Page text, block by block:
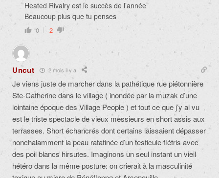
Heated Rivalry est le succès de l’année
Beaucoup plus que tu penses
0 -2
Uncut 2 mois il y a
Je viens juste de marcher dans la pathétique rue piétonnière
Ste-Catherine dans le village ( inondée par la muzak d’une
lointaine époque des Village People ) et tout ce que j’y ai vu
est le triste spectacle de vieux messieurs en short assis aux
terrasses. Short échancrés dont certains laissaient dépasser
nonchalamment la peau ratatinée d’un testicule flétris avec
des poil blancs hirsutes. Imaginons un seul instant un vieil
hétéro dans la même posture: on crierait à la masculinité